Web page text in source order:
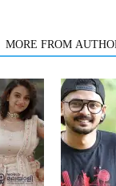
MORE FROM